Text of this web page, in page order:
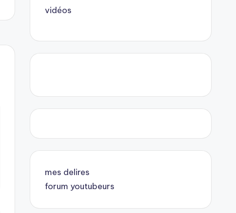
vidéos
mes delires
forum youtubeurs